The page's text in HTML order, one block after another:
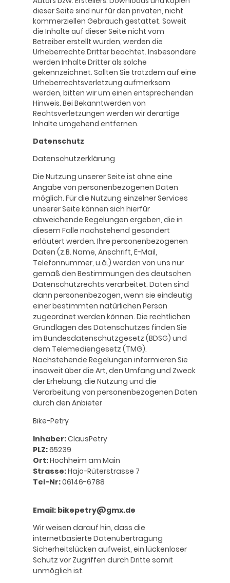
dieser Seite sind nur für den privaten, nicht
kommerziellen Gebrauch gestattet. Soweit
die Inhalte auf dieser Seite nicht vom
Betreiber erstellt wurden, werden die
Urheberrechte Dritter beachtet. Insbesondere
werden Inhalte Dritter als solche
gekennzeichnet. Sollten Sie trotzdem auf eine
Urheberrechtsverletzung aufmerksam
werden, bitten wir um einen entsprechenden
Hinweis. Bei Bekanntwerden von
Rechtsverletzungen werden wir derartige
Inhalte umgehend entfernen.
Datenschutz
Datenschutzerklärung
Die Nutzung unserer Seite ist ohne eine
Angabe von personenbezogenen Daten
möglich. Für die Nutzung einzelner Services
unserer Seite können sich hierfür
abweichende Regelungen ergeben, die in
diesem Falle nachstehend gesondert
erläutert werden. Ihre personenbezogenen
Daten (z.B. Name, Anschrift, E-Mail,
Telefonnummer, u.ä.) werden von uns nur
gemäß den Bestimmungen des deutschen
Datenschutzrechts verarbeitet. Daten sind
dann personenbezogen, wenn sie eindeutig
einer bestimmten natürlichen Person
zugeordnet werden können. Die rechtlichen
Grundlagen des Datenschutzes finden Sie
im Bundesdatenschutzgesetz (BDSG) und
dem Telemediengesetz (TMG).
Nachstehende Regelungen informieren Sie
insoweit über die Art, den Umfang und Zweck
der Erhebung, die Nutzung und die
Verarbeitung von personenbezogenen Daten
durch den Anbieter
Bike-Petry
Inhaber:ClausPetry
PLZ:65239
Ort:Hochheim am Main
Strasse:Hajo-Rüterstrasse 7
Tel-Nr:06146-6788
Email: bikepetry@gmx.de
Wir weisen darauf hin, dass die
internetbasierte Datenübertragung
Sicherheitslücken aufweist, ein lückenloser
Schutz vor Zugriffen durch Dritte somit
unmöglich ist.